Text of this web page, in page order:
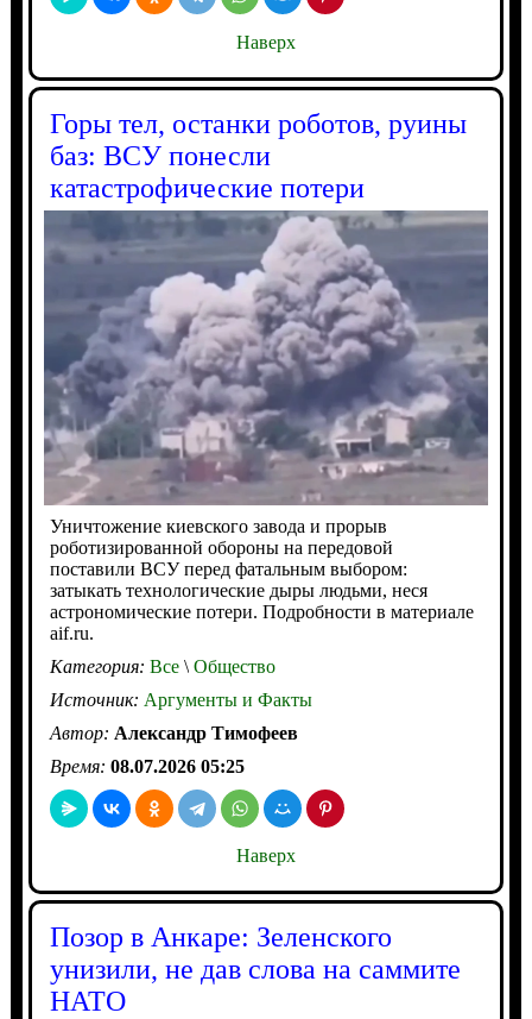
Наверх
Горы тел, останки роботов, руины
баз: ВСУ понесли
катастрофические потери
Уничтожение киевского завода и прорыв
роботизированной обороны на передовой
поставили ВСУ перед фатальным выбором:
затыкать технологические дыры людьми, неся
астрономические потери. Подробности в материале
aif.ru.
Категория: Все\Общество
Источник: Аргументы и Факты
Автор: Александр Тимофеев
Время: 08.07.2026 05:25
Наверх
Позор в Анкаре: Зеленского
унизили, не дав слова на саммите
НАТО